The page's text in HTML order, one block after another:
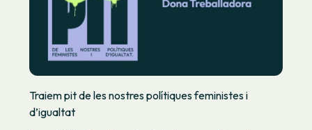
Traiem pit de les nostres polítiques feministes i
d’igualtat